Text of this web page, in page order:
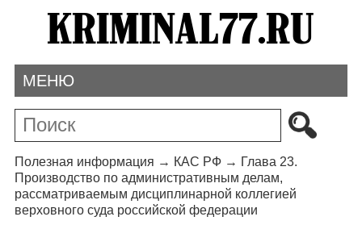
МЕНЮ
Полезная информация → КАС РФ→ Глава 23.
Производство по административным делам,
рассматриваемым дисциплинарной коллегией
верховного суда российской федерации